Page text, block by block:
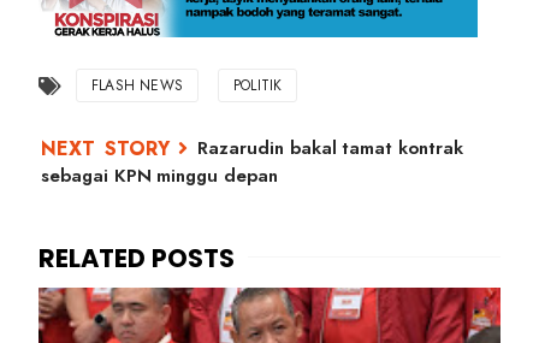
FLASH NEWS POLITIK
Razarudin bakal tamat kontrak
sebagai KPN minggu depan